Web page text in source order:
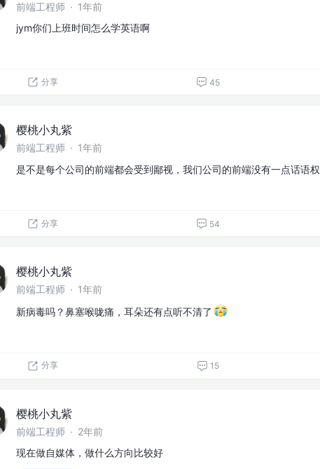
前端工程师 · 1年前
jym你们上班时间怎么学英语啊
分享 45
樱桃小丸紫
前端工程师 · 1年前
是不是每个公司的前端都会受到鄙视，我们公司的前端没有一点话语权
分享 54
樱桃小丸紫
前端工程师 · 1年前
新病毒吗？鼻塞喉咙痛，耳朵还有点听不清了
分享 15
樱桃小丸紫
前端工程师 · 2年前
现在做自媒体，做什么方向比较好